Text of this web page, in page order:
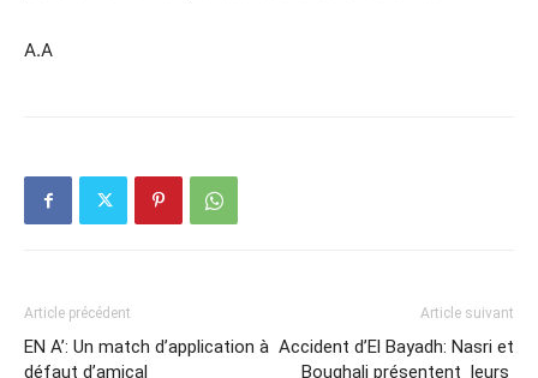
A.A
Article précédent
EN A’: Un match d’application à
défaut d’amical
Article suivant
Accident d’El Bayadh: Nasri et
Boughali présentent leurs